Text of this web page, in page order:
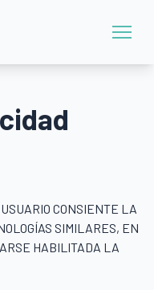
CONSIENTE LA
SIMILARES, EN
HABILITADA LA